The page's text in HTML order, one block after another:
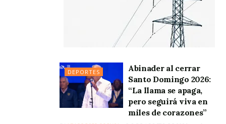
DEPORTES
Abinader al cerrar
Santo Domingo 2026:
“La llama se apaga,
pero seguirá viva en
miles de corazones”